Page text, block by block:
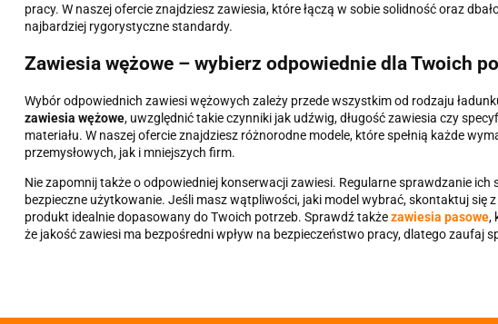
pracy. W naszej ofercie znajdziesz zawiesia, które łączą w sobie solidność oraz
najbardziej rygorystyczne standardy.
Zawiesia wężowe – wybierz odpowiednie dla Twoich
Wybór odpowiednich zawiesi wężowych zależy przede wszystkim od rodzaju
zawiesia wężowe, uwzględnić takie czynniki jak udźwig, długość zawiesia czy
materiału. W naszej ofercie znajdziesz różnorodne modele, które spełnią każde
przemysłowych, jak i mniejszych firm.
Nie zapomnij także o odpowiedniej konserwacji zawiesi. Regularne sprawdzanie ich
bezpieczne użytkowanie. Jeśli masz wątpliwości, jaki model wybrać, skontaktuj się
produkt idealnie dopasowany do Twoich potrzeb. Sprawdź także zawiesia pasowe,
że jakość zawiesi ma bezpośredni wpływ na bezpieczeństwo pracy, dlatego zaufaj